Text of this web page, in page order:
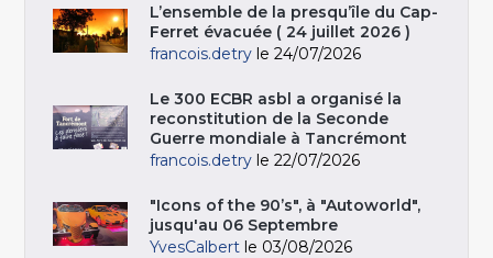
L’ensemble de la presqu’île du Cap-
Ferret évacuée ( 24 juillet 2026 )
francois.detry le 24/07/2026
Le 300 ECBR asbl a organisé la
reconstitution de la Seconde
Guerre mondiale à Tancrémont
francois.detry le 22/07/2026
"Icons of the 90’s", à "Autoworld",
jusqu'au 06 Septembre
YvesCalbert le 03/08/2026